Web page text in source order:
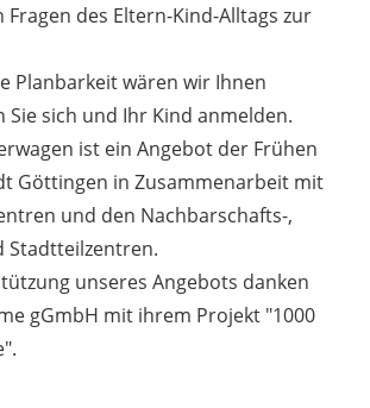
Fragen des Eltern-Kind-Alltags zur
Planbarkeit wären wir Ihnen
Sie sich und Ihr Kind anmelden.
ist ein Angebot der Frühen
Göttingen in Zusammenarbeit mit
und den Nachbarschafts-,
Stadtteilzentren.
unseres Angebots danken
gGmbH mit ihrem Projekt "1000